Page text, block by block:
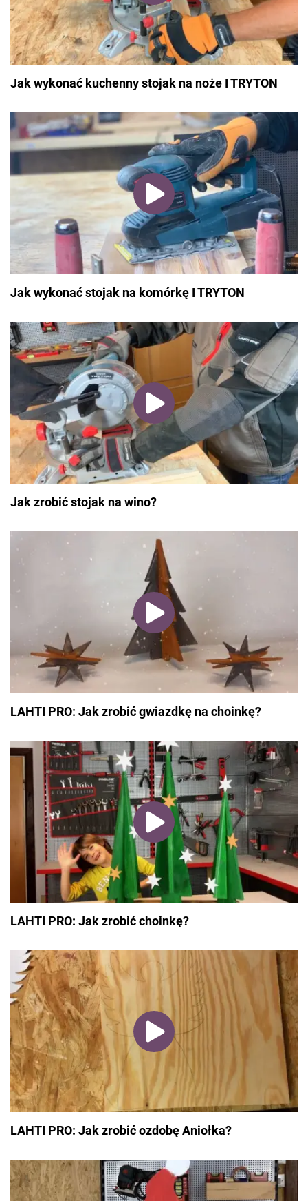
Jak wykonać kuchenny stojak na noże I TRYTON
Jak wykonać stojak na komórkę I TRYTON
Jak zrobić stojak na wino?
LAHTI PRO: Jak zrobić gwiazdkę na choinkę?
LAHTI PRO: Jak zrobić choinkę?
LAHTI PRO: Jak zrobić ozdobę Aniołka?